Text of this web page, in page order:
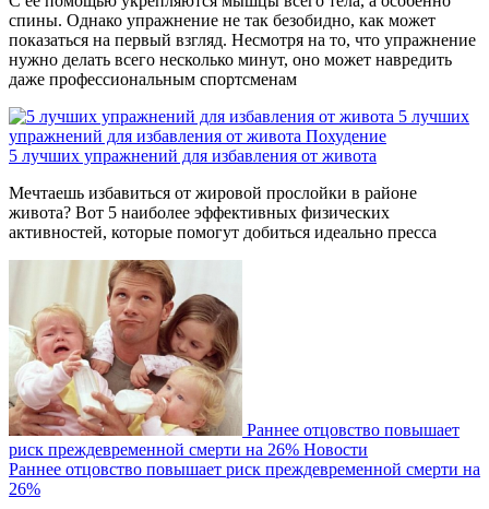
спины. Однако упражнение не так безобидно, как может
показаться на первый взгляд. Несмотря на то, что упражнение
нужно делать всего несколько минут, оно может навредить
даже профессиональным спортсменам
5 лучших
упражнений для избавления от живота Похудение
5 лучших упражнений для избавления от живота
Мечтаешь избавиться от жировой прослойки в районе
живота? Вот 5 наиболее эффективных физических
активностей, которые помогут добиться идеально пресса
Раннее отцовство повышает
риск преждевременной смерти на 26% Новости
Раннее отцовство повышает риск преждевременной смерти на
26%